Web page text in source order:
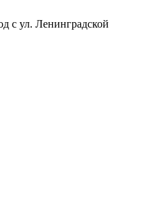
с ул. Ленинградской